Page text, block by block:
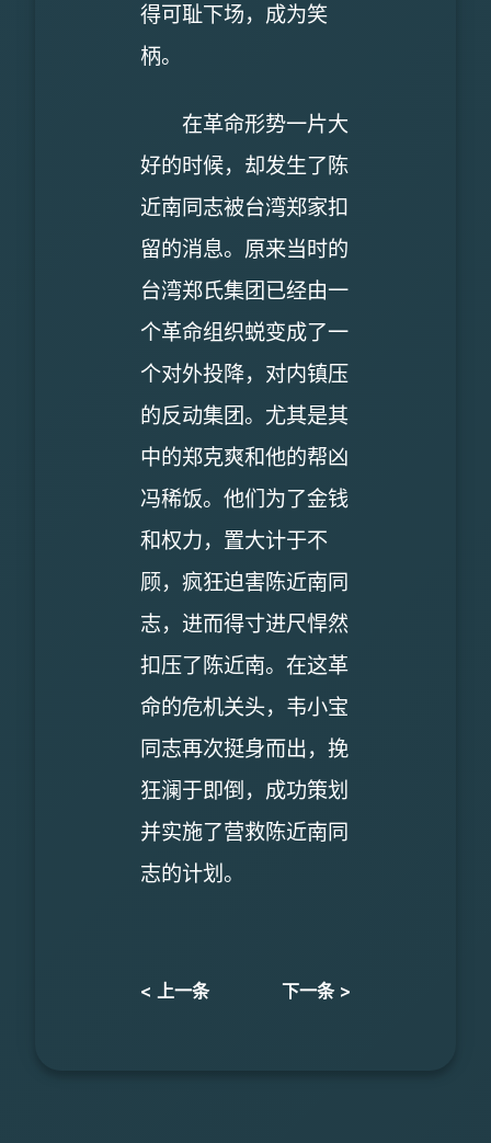
得可耻下场，成为笑
柄。
在革命形势一片大
好的时候，却发生了陈
近南同志被台湾郑家扣
留的消息。原来当时的
台湾郑氏集团已经由一
个革命组织蜕变成了一
个对外投降，对内镇压
的反动集团。尤其是其
中的郑克爽和他的帮凶
冯稀饭。他们为了金钱
和权力，置大计于不
顾，疯狂迫害陈近南同
志，进而得寸进尺悍然
扣压了陈近南。在这革
命的危机关头，韦小宝
同志再次挺身而出，挽
狂澜于即倒，成功策划
并实施了营救陈近南同
志的计划。
< 上一条 下一条 >